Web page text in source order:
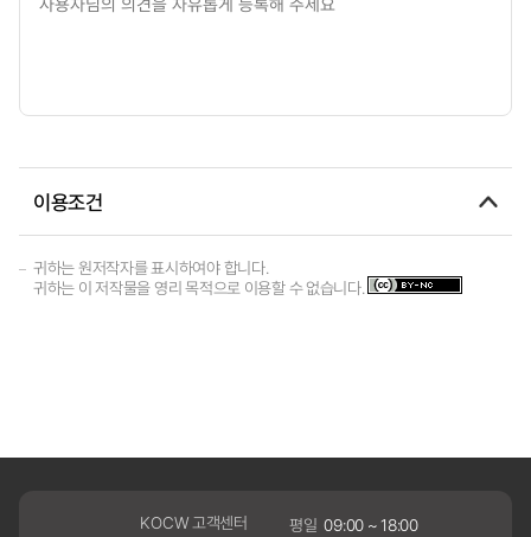
이용조건
귀하는 원저작자를 표시하여야 합니다.
귀하는 이 저작물을 영리 목적으로 이용할 수 없습니다.
KOCW 고객센터 평일 09:00 ~ 18:00